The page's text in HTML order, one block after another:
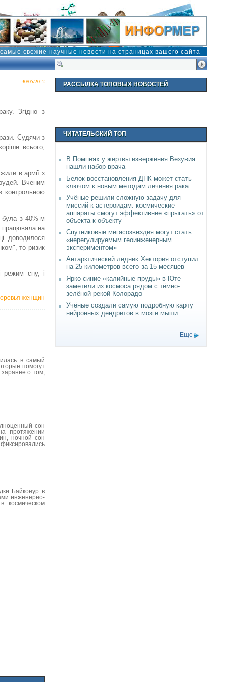
свежие научные новости на страницах вашего сайта
30/05/2012
Згідно з
Судячи з
всього,
в армії з
Вченим
контрольною
була з 40%-м
працювала на
доводилося
то ризик
режим сну, і
женщин
в самый
помогут
о том,
сон
протяжении
ночной сон
Байконур в
инженерно-
космическом
РАССЫЛКА ТОПОВЫХ НОВОСТЕЙ
ЧИТАТЕЛЬСКИЙ ТОП
В Помпеях у жертвы извержения Везувия
нашли набор врача
Белок восстановления ДНК может стать
ключом к новым методам лечения рака
Учёные решили сложную задачу для
миссий к астероидам: космические
аппараты смогут эффективнее «прыгать» от
объекта к объекту
Спутниковые мегасозвездия могут стать
«нерегулируемым геоинженерным
экспериментом»
Антарктический ледник Хектория отступил
на 25 километров всего за 15 месяцев
Ярко-синие «калийные пруды» в Юте
заметили из космоса рядом с тёмно-
зелёной рекой Колорадо
Учёные создали самую подробную карту
нейронных дендритов в мозге мыши
Еще